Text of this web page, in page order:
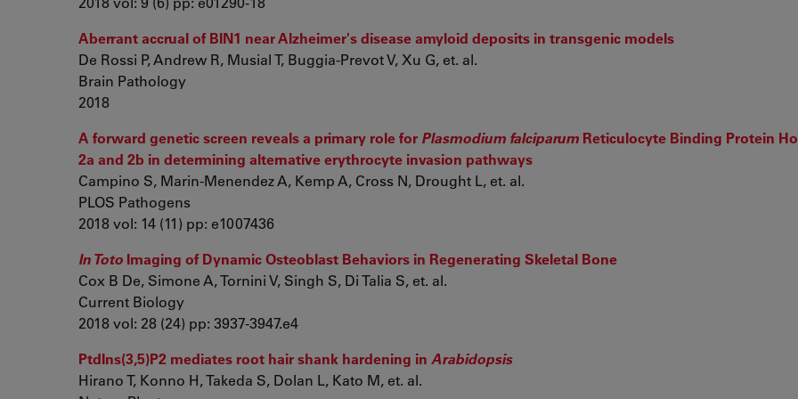
Aberrant accrual of BIN1 near Alzheimer's disease amyloid deposits in transgenic models
De Rossi P, Andrew R, Musial T, Buggia-Prevot V, Xu G, et. al.
Brain Pathology
2018
A forward genetic screen reveals a primary role for Plasmodium falciparum Reticulocyte Binding Protein
2a and 2b in determining alternative erythrocyte invasion pathways
Campino S, Marin-Menendez A, Kemp A, Cross N, Drought L, et. al.
PLOS Pathogens
2018 vol: 14 (11) pp: e1007436
In Toto Imaging of Dynamic Osteoblast Behaviors in Regenerating Skeletal Bone
Cox B De, Simone A, Tornini V, Singh S, Di Talia S, et. al.
Current Biology
2018 vol: 28 (24) pp: 3937-3947.e4
PtdIns(3,5)P2 mediates root hair shank hardening in Arabidopsis
Hirano T, Konno H, Takeda S, Dolan L, Kato M, et. al.